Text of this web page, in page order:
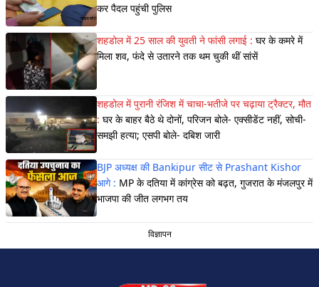
कर पैदल पहुंची पुलिस
शहडोल में 25 साल की युवती ने फांसी लगाई : घर के कमरे में
मिला शव, फंदे से उतारने तक थम चुकी थीं सांसें
शहडोल में पुरानी रंजिश में चाचा-भतीजे पर चढ़ाया ट्रैक्टर, मौत
: घर के बाहर बैठे थे दोनों, परिजन बोले- एक्सीडेंट नहीं, सोची-
समझी हत्या; एसपी बोले- दबिश जारी
BJP अध्यक्ष की Bankipur सीट से Prashant Kishor
आगे : MP के दतिया में कांग्रेस को बढ़त, गुजरात के मंजलपुर में
भाजपा की जीत लगभग तय
विज्ञापन